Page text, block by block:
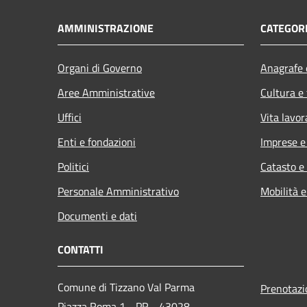
AMMINISTRAZIONE
Organi di Governo
Aree Amministrative
Uffici
Enti e fondazioni
Politici
Personale Amministrativo
Documenti e dati
Cultura
Vita
Imprese
Catasto
Mobilità
CONTATTI
Comune di Tizzano Val Parma